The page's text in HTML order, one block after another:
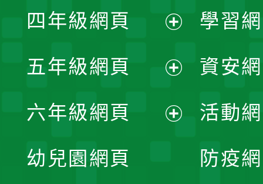
單
選
單
開
選
單
四年級網頁
開
選
五年級網頁
開
六年級網頁
幼兒園網頁
學習
資安
活動
防疫